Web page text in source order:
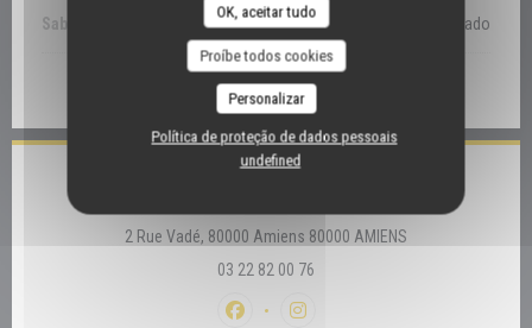
OK, aceitar tudo
Proíbe todos cookies
Personalizar
Política de proteção de dados pessoais
undefined
Sab Fechado
* Reservas apenas
2 Rue Vadé, 80000 Amiens 80000 AMIENS
03 22 82 00 76
Facebook ((abre numa nova janela))
Instagram ((abre numa nova